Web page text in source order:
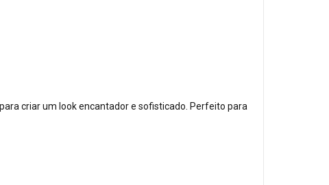
criar um look encantador e sofisticado. Perfeito para